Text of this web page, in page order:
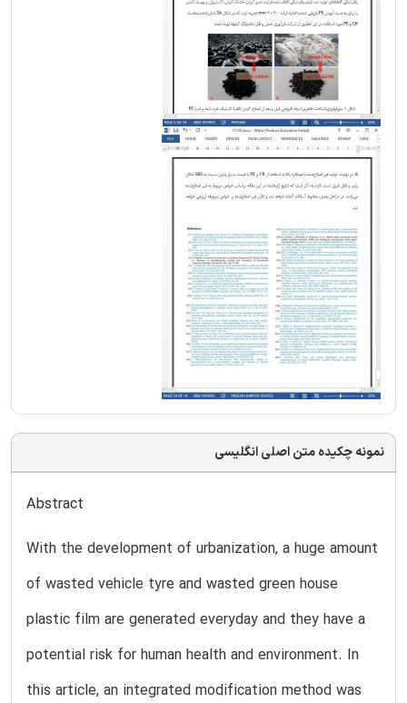
نمونه چکیده متن اصلی انگلیسی
Abstract
With the development of urbanization, a huge amount
of wasted vehicle tyre and wasted green house
plastic film are generated everyday and they have a
potential risk for human health and environment. In
this article, an integrated modification method was